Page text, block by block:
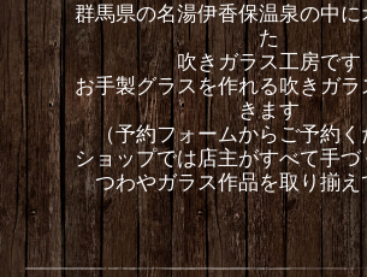
群馬県の名湯伊香保温泉の中に
た
吹きガラス工房です
お手製グラスを作れる吹きガ
きます
（予約フォームからご予約く
ショップでは店主がすべて手
つわやガラス作品を取り揃え